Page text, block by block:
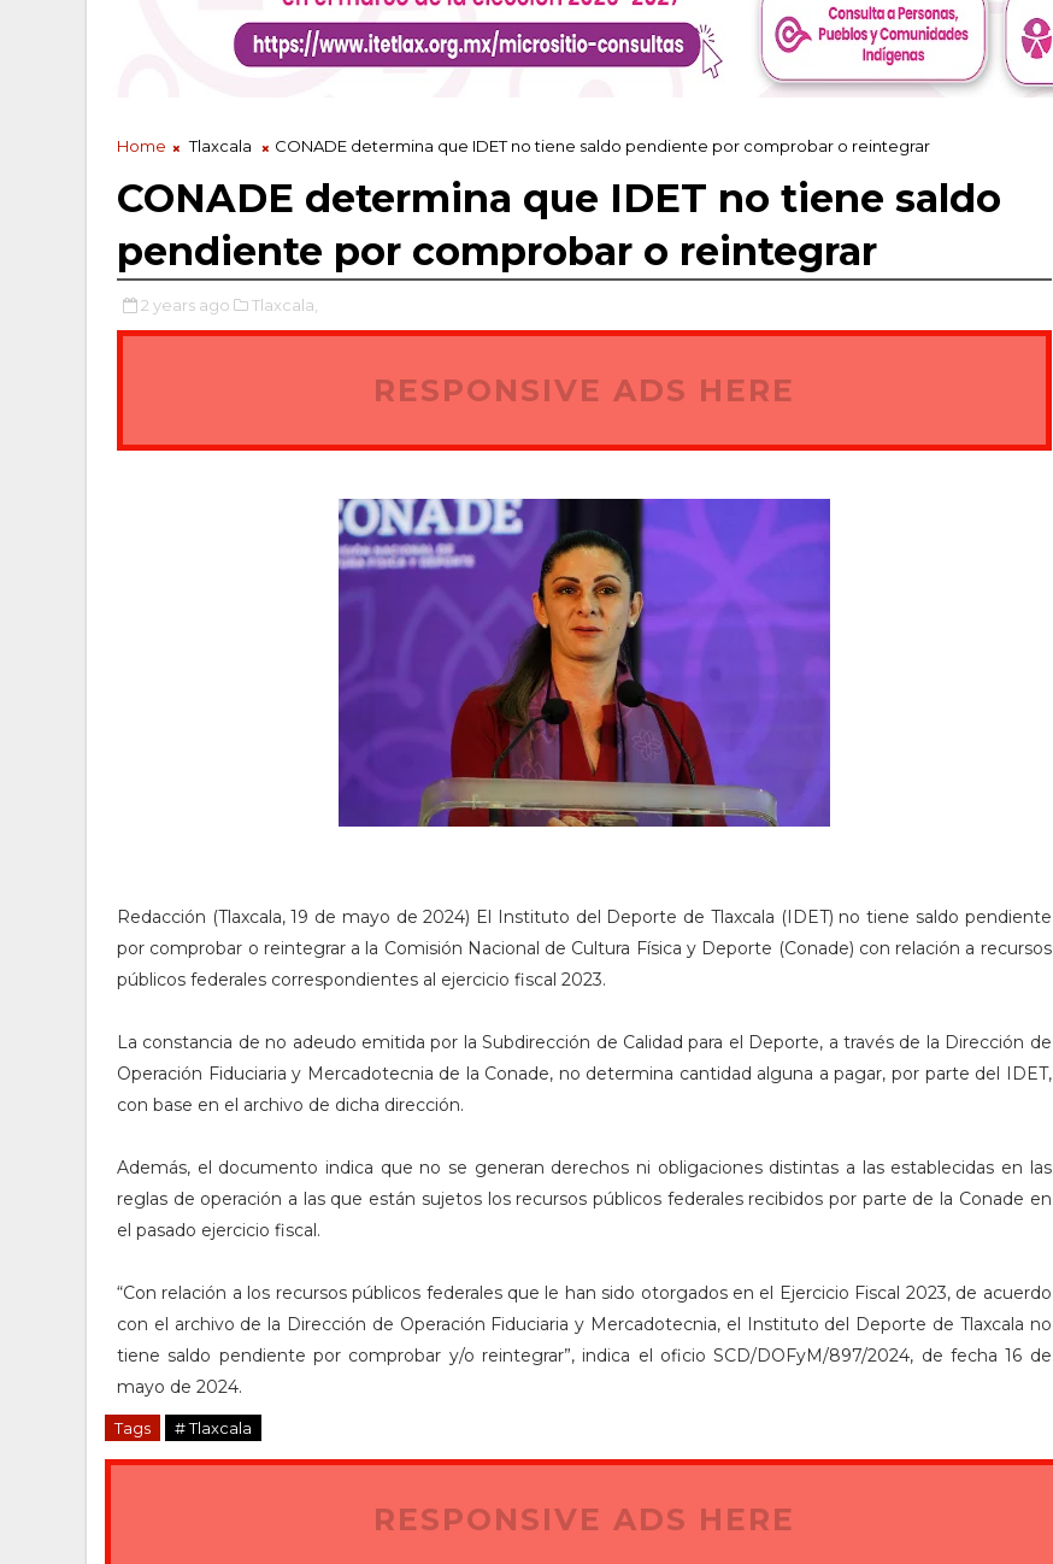
Home Tlaxcala CONADE determina que IDET no tiene saldo pendiente por comprobar o reintegrar
CONADE determina que IDET no tiene saldo
pendiente por comprobar o reintegrar
2 years ago Tlaxcala,
RESPONSIVE ADS HERE
Redacción (Tlaxcala, 19 de mayo de 2024) El Instituto del Deporte de Tlaxcala (IDET) no tiene saldo pendiente
por comprobar o reintegrar a la Comisión Nacional de Cultura Física y Deporte (Conade) con relación a recursos
públicos federales correspondientes al ejercicio fiscal 2023.
La constancia de no adeudo emitida por la Subdirección de Calidad para el Deporte, a través de la Dirección de
Operación Fiduciaria y Mercadotecnia de la Conade, no determina cantidad alguna a pagar, por parte del IDET,
con base en el archivo de dicha dirección.
Además, el documento indica que no se generan derechos ni obligaciones distintas a las establecidas en las
reglas de operación a las que están sujetos los recursos públicos federales recibidos por parte de la Conade en
el pasado ejercicio fiscal.
“Con relación a los recursos públicos federales que le han sido otorgados en el Ejercicio Fiscal 2023, de acuerdo
con el archivo de la Dirección de Operación Fiduciaria y Mercadotecnia, el Instituto del Deporte de Tlaxcala no
tiene saldo pendiente por comprobar y/o reintegrar”, indica el oficio SCD/DOFyM/897/2024, de fecha 16 de
mayo de 2024.
Tags # Tlaxcala
RESPONSIVE ADS HERE